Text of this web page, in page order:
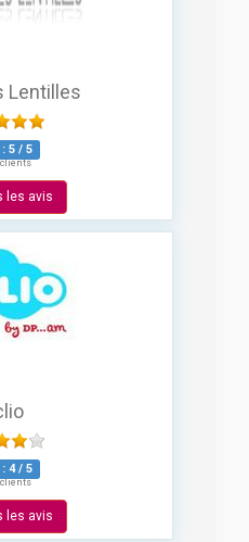
Lentilles
: 5 / 5
clients
les avis
: 4/ 5
clients
les avis